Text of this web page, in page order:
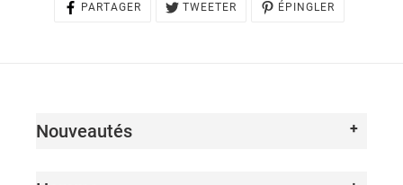
PARTAGER
PARTAGER
TWEETER
TWEETER
ÉPINGLER
ÉPINGLER
Nouveautés